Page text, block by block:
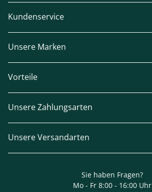
Kundenservice
Unsere Marken
Vorteile
Unsere Zahlungsarten
Unsere Versandarten
Sie haben Fragen?
Mo - Fr 8:00 - 16:00 Uhr